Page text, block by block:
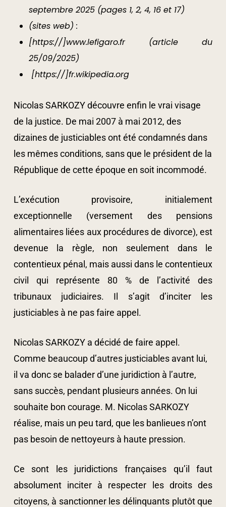
septembre 2025 (pages 1, 2, 4, 16 et 17)
(sites web) :
[https://]www.lefigaro.fr (article du
25/09/2025)
[https://]fr.wikipedia.org
Nicolas SARKOZY découvre enfin le vrai visage
de la justice. De mai 2007 à mai 2012, des
dizaines de justiciables ont été condamnés dans
les mêmes conditions, sans que le président de la
République de cette époque en soit incommodé.
L’exécution provisoire, initialement
exceptionnelle (versement des pensions
alimentaires liées aux procédures de divorce), est
devenue la règle, non seulement dans le
contentieux pénal, mais aussi dans le contentieux
civil qui représente 80 % de l’activité des
tribunaux judiciaires. Il s’agit d’inciter les
justiciables à ne pas faire appel.
Nicolas SARKOZY a décidé de faire appel.
Comme beaucoup d’autres justiciables avant lui,
il va donc se balader d’une juridiction à l’autre,
sans succès, pendant plusieurs années. On lui
souhaite bon courage. M. Nicolas SARKOZY
réalise, mais un peu tard, que les banlieues n’ont
pas besoin de nettoyeurs à haute pression.
Ce sont les juridictions françaises qu’il faut
absolument inciter à respecter les droits des
citoyens, à sanctionner les délinquants plutôt que